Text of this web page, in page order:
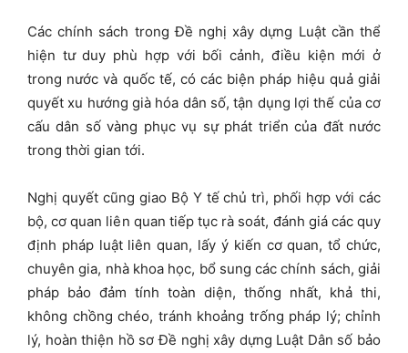
Các chính sách trong Đề nghị xây dựng Luật cần thể
hiện tư duy phù hợp với bối cảnh, điều kiện mới ở
trong nước và quốc tế, có các biện pháp hiệu quả giải
quyết xu hướng già hóa dân số, tận dụng lợi thế của cơ
cấu dân số vàng phục vụ sự phát triển của đất nước
trong thời gian tới.
Nghị quyết cũng giao Bộ Y tế chủ trì, phối hợp với các
bộ, cơ quan liên quan tiếp tục rà soát, đánh giá các quy
định pháp luật liên quan, lấy ý kiến cơ quan, tổ chức,
chuyên gia, nhà khoa học, bổ sung các chính sách, giải
pháp bảo đảm tính toàn diện, thống nhất, khả thi,
không chồng chéo, tránh khoảng trống pháp lý; chỉnh
lý, hoàn thiện hồ sơ Đề nghị xây dựng Luật Dân số bảo